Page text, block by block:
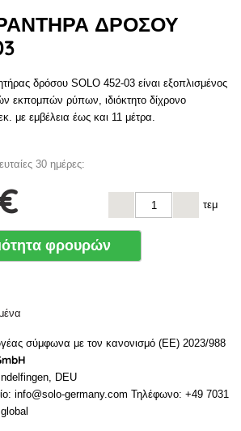
ΔΡΌΣΟΥ
δρόσου SOLO 452-03 είναι εξοπλισμένος
εκπομπών ρύπων, ιδιόκτητο δίχρονο
με εμβέλεια έως και 11 μέτρα.
30 ημέρες:
τεμ
φρουρών
σύμφωνα με τον κανονισμό (ΕΕ) 2023/988
DEU
info@solo-germany.com Τηλέφωνο: +49 7031